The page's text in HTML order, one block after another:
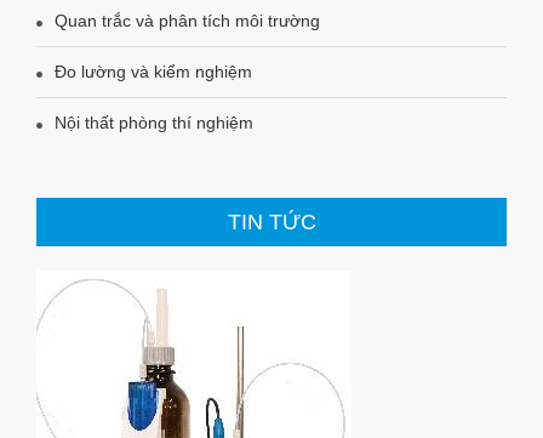
Quan trắc và phân tích môi trường
Đo lường và kiểm nghiệm
Nội thất phòng thí nghiệm
TIN TỨC